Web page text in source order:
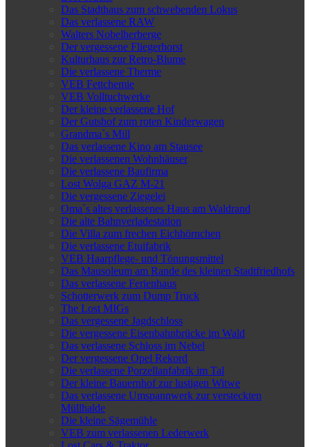
Das Stadthaus zum schwebenden Lokus
Das verlassene RAW
Walters Nobelherberge
Der vergessene Fliegerhorst
Kulturhaus zur Retro-Blume
Die verlassene Therme
VEB Fettchemie
VEB Volltuchwerke
Der kleine verlassene Hof
Der Gutshof zum roten Kinderwagen
Grandma`s Mill
Das verlassene Kino am Stausee
Die verlassenen Wohnhäuser
Die verlassene Baufirma
Lost Wolga GAZ M-21
Die vergessene Ziegelei
Oma`s altes verlassenes Haus am Waldrand
Die alte Bahnverladestation
Die Villa zum frechen Eichhörnchen
Die verlassene Etuifabrik
VEB Haarpflege- und Tönungsmittel
Das Mausoleum am Rande des kleinen Stadtfriedhofs
Das verlassene Ferienhaus
Schotterwerk zum Dump Truck
The Lost MIGs
Das vergessene Jagdschloss
Die vergessene Eisenbahnbrücke im Wald
Das verlassene Schloss im Nebel
Der vergessene Opel Rekord
Die verlassene Porzellanfabrik im Tal
Der kleine Bauernhof zur lustigen Witwe
Das verlassene Umspannwerk zur versteckten
Müllhalde
Die kleine Sägemühle
VEB zum verlassenen Lederwerk